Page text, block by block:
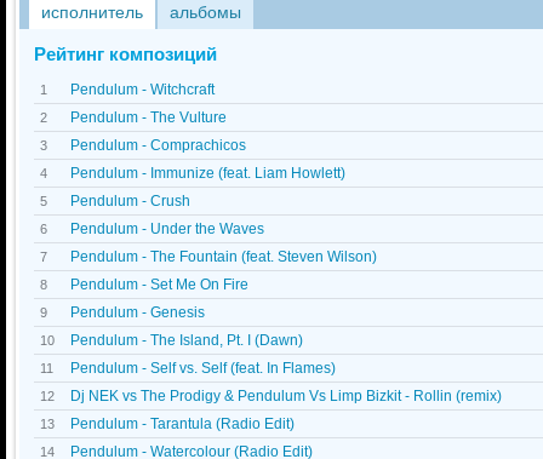
исполнитель альбомы
Рейтинг композиций
1 Pendulum - Witchcraft
2 Pendulum - The Vulture
3 Pendulum - Comprachicos
4 Pendulum - Immunize (feat. Liam Howlett)
5 Pendulum - Crush
6 Pendulum - Under the Waves
7 Pendulum - The Fountain (feat. Steven Wilson)
8 Pendulum - Set Me On Fire
9 Pendulum - Genesis
10 Pendulum - The Island, Pt. I (Dawn)
11 Pendulum - Self vs. Self (feat. In Flames)
12 Dj NEK vs The Prodigy & Pendulum Vs Limp Bizkit - Rollin (remix)
13 Pendulum - Tarantula (Radio Edit)
14 Pendulum - Watercolour (Radio Edit)